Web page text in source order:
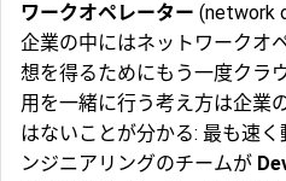
ワークオペレーター (network
企業の中にはネットワークオ
想を得るためにもう一度クラ
用を一緒に行う考え方は企業
はないことが分かる: 最も速
ンジニアリングのチームが